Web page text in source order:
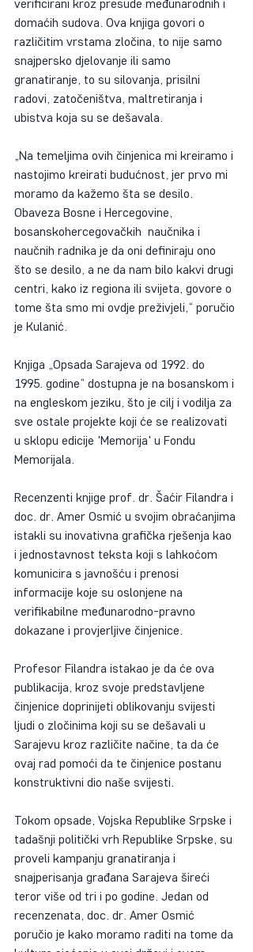
verificirani kroz presude međunarodnih i
domaćih sudova. Ova knjiga govori o
različitim vrstama zločina, to nije samo
snajpersko djelovanje ili samo
granatiranje, to su silovanja, prisilni
radovi, zatočeništva, maltretiranja i
ubistva koja su se dešavala.
„Na temeljima ovih činjenica mi kreiramo i
nastojimo kreirati budućnost, jer prvo mi
moramo da kažemo šta se desilo.
Obaveza Bosne i Hercegovine,
bosanskohercegovačkih  naučnika i
naučnih radnika je da oni definiraju ono
što se desilo, a ne da nam bilo kakvi drugi
centri, kako iz regiona ili svijeta, govore o
tome šta smo mi ovdje preživjeli,“ poručio
je Kulanić.
Knjiga „Opsada Sarajeva od 1992. do
1995. godine“ dostupna je na bosanskom i
na engleskom jeziku, što je cilj i vodilja za
sve ostale projekte koji će se realizovati
u sklopu edicije 'Memorija' u Fondu
Memorijala.
Recenzenti knjige prof. dr. Šaćir Filandra i
doc. dr. Amer Osmić u svojim obraćanjima
istakli su inovativna grafička rješenja kao
i jednostavnost teksta koji s lahkoćom
komunicira s javnošću i prenosi
informacije koje su oslonjene na
verifikabilne međunarodno-pravno
dokazane i provjerljive činjenice.
Profesor Filandra istakao je da će ova
publikacija, kroz svoje predstavljene
činjenice doprinijeti oblikovanju svijesti
ljudi o zločinima koji su se dešavali u
Sarajevu kroz različite načine, ta da će
ovaj rad pomoći da te činjenice postanu
konstruktivni dio naše svijesti.
Tokom opsade, Vojska Republike Srpske i
tadašnji politički vrh Republike Srpske, su
proveli kampanju granatiranja i
snajperisanja građana Sarajeva šireći
teror više od tri i po godine. Jedan od
recenzenata, doc. dr. Amer Osmić
poručio je kako moramo raditi na tome da